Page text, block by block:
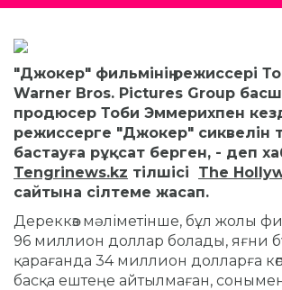
"Джокер" фильмінің режиссері
Warner Bros. Pictures Group
продюсер Тоби Эммерихпен
режиссерге "Джокер" сиквелін
бастауға рұқсат берген, - деп
Tengrinews.kz тілшісі
The
сайтына сілтеме жасап.
Дереккөз мәліметінше, бұл жолы
96 миллион доллар болады, яғни
қарағанда 34 миллион долларға
басқа ештеңе айтылмаған, сонымен